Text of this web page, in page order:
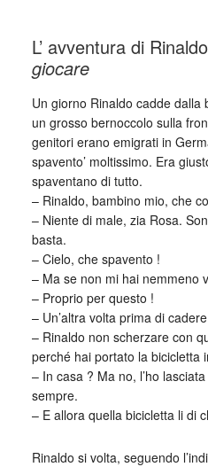
L’ avventura di
giocare
Un giorno Rinaldo cadde dalla
un grosso bernoccolo sulla
genitori erano emigrati in
spavento’ moltissimo. Era
spaventano di tutto.
– Rinaldo, bambino mio, che
– Niente di male, zia Rosa.
basta.
– Cielo, che spavento !
– Ma se non mi hai nemmeno
– Proprio per questo !
– Un’altra volta prima di
– Rinaldo non scherzare con
perché hai portato la bicicletta
– In casa ? Ma no, l’ho
sempre.
– E allora quella bicicletta li di
Rinaldo si volta, seguendo